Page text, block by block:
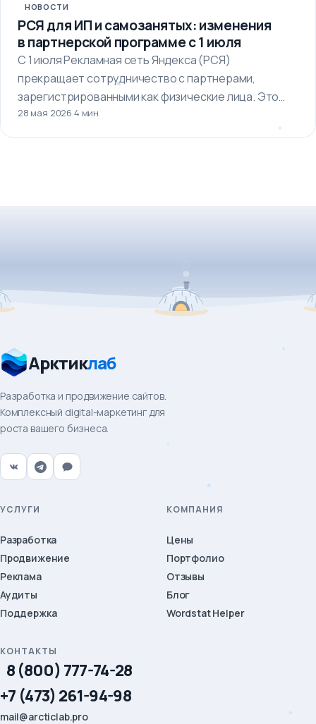
НОВОСТИ
РСЯ для ИП и самозанятых: изменения
в партнерской программе с 1 июля
С 1 июля Рекламная сеть Яндекса (РСЯ)
прекращает сотрудничество с партнерами,
зарегистрированными как физические лица. Это
означает, что…
28 мая 2026·4 мин
Арктиклаб
Разработка и продвижение сайтов.
Комплексный digital-маркетинг для
роста вашего бизнеса.
УСЛУГИ
Разработка
Продвижение
Реклама
Аудиты
Поддержка
КОМПАНИЯ
Цены
Портфолио
Отзывы
Блог
Wordstat Helper
КОНТАКТЫ
8 (800) 777-74-28
+7 (473) 261-94-98
mail@arcticlab.pro